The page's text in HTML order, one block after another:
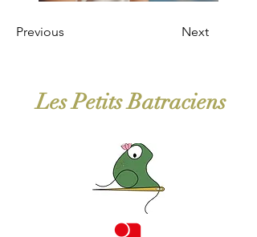
Previous Next
Les Petits Batraciens